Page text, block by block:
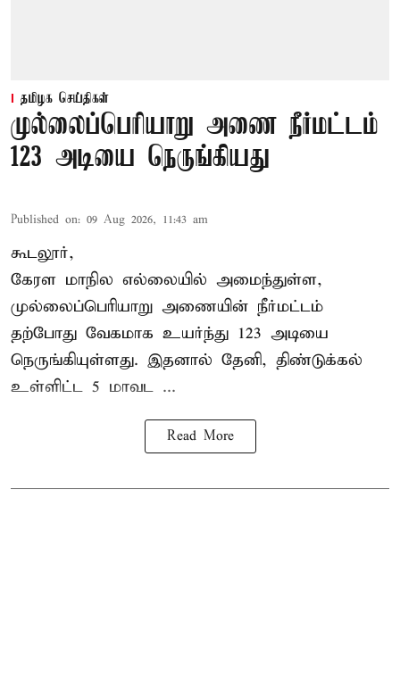
தமிழக செய்திகள்
முல்லைப்பெரியாறு அணை நீர்மட்டம்
123 அடியை நெருங்கியது
Published on: 09 Aug 2026, 11:43 am
கூடலூர்,
கேரள மாநில எல்லையில் அமைந்துள்ள,
முல்லைப்பெரியாறு அணையின் நீர்மட்டம்
தற்போது வேகமாக உயர்ந்து 123 அடியை
நெருங்கியுள்ளது. இதனால் தேனி, திண்டுக்கல்
உள்ளிட்ட 5 மாவட ...
Read More